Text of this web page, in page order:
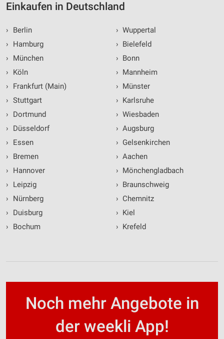
Einkaufen in Deutschland
›
Berlin
›
Hamburg
›
München
›
Köln
›
Frankfurt (Main)
› Stuttgart
›
Dortmund
›
Düsseldorf
›
Essen
›
Bremen
›
Hannover
›
Leipzig
›
Nürnberg
›
Duisburg
›
Bochum
› Wuppertal
› Bielefeld
› Bonn
› Mannheim
› Münster
› Karlsruhe
› Wiesbaden
› Augsburg
› Gelsenkirchen
› Aachen
› Mönchengladbach
› Braunschweig
› Chemnitz
› Kiel
› Krefeld
Noch mehr Angebote in
der weekli App!